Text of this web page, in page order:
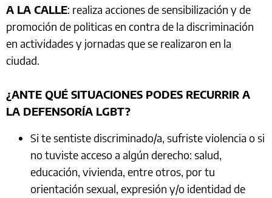
A LA CALLE: realiza acciones de sensibilización y de
promoción de politicas en contra de la discriminación
en actividades y jornadas que se realizaron en la
ciudad.
¿ANTE QUÉ SITUACIONES PODES RECURRIR A
LA DEFENSORÍA LGBT?
Si te sentiste discriminado/a, sufriste violencia o si
no tuviste acceso a algún derecho: salud,
educación, vivienda, entre otros, por tu
orientación sexual, expresión y/o identidad de